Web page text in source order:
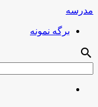
مدرسه
برگه نمونه
search